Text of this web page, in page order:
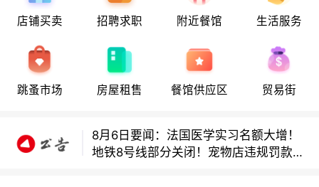
店铺买卖 招聘求职 附近餐馆 生活服务
跳蚤市场 房屋租售 餐馆供应区 贸易街
地铁8号线部分关闭！宠物店违规罚款出
炉！
巴黎地铁音乐家海选启动！
8月6日要闻：法国医学实习名额大增！
地铁8号线部分关闭！宠物店违规罚款出